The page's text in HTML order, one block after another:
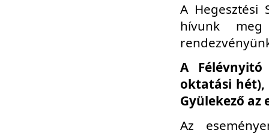
A Hegesztési
hívunk
A
oktatási hét),
Gyülekező az
Az